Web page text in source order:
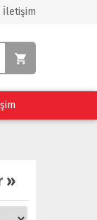
İletişim
»